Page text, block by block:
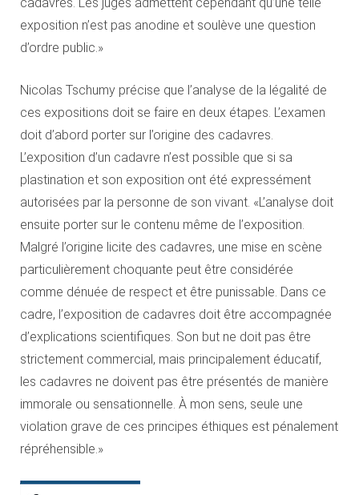
exposition n’est pas anodine et soulève une question
d’ordre public.»
Nicolas Tschumy précise que l’analyse de la légalité de
ces expositions doit se faire en deux étapes. L’examen
doit d’abord porter sur l’origine des cadavres.
L’exposition d’un cadavre n’est possible que si sa
plastination et son exposition ont été expressément
autorisées par la personne de son vivant. «L’analyse doit
ensuite porter sur le contenu même de l’exposition.
Malgré l’origine licite des cadavres, une mise en scène
particulièrement choquante peut être considérée
comme dénuée de respect et être punissable. Dans ce
cadre, l’exposition de cadavres doit être accompagnée
d’explications scientifiques. Son but ne doit pas être
strictement commercial, mais principalement éducatif,
les cadavres ne doivent pas être présentés de manière
immorale ou sensationnelle. À mon sens, seule une
violation grave de ces principes éthiques est pénalement
répréhensible.»